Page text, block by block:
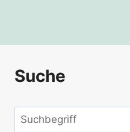
Suche
Suchen